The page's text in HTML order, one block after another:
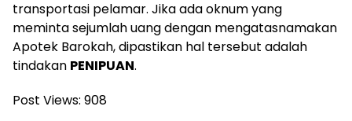
transportasi pelamar. Jika ada oknum yang
meminta sejumlah uang dengan mengatasnamakan
Apotek Barokah, dipastikan hal tersebut adalah
tindakan PENIPUAN.
Post Views: 908